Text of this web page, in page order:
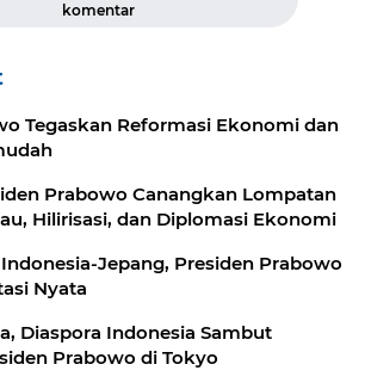
komentar
Tegaskan Reformasi Ekonomi dan
Prabowo Canangkan Lompatan
Hilirisasi, dan Diplomasi Ekonomi
Jepang, Presiden Prabowo
Nyata
Diaspora Indonesia Sambut
Prabowo di Tokyo